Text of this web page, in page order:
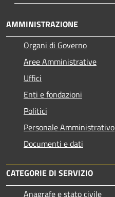
AMMINISTRAZIONE
Organi di Governo
Aree Amministrative
Uffici
Enti e fondazioni
Politici
Personale Amministrativo
Documenti e dati
CATEGORIE DI SERVIZIO
Anagrafe e stato civile